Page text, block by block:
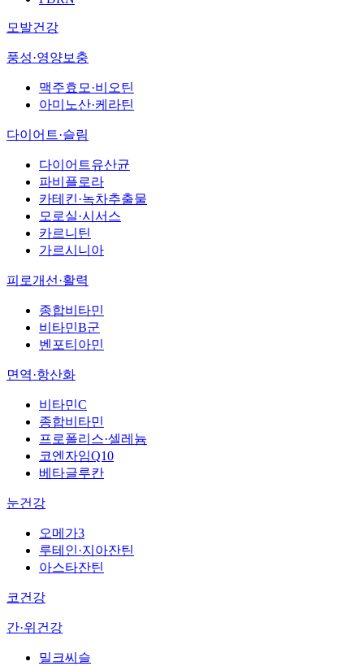
모발건강
풍성·영양보충
맥주효모·비오틴
아미노산·케라틴
다이어트·슬림
다이어트유산균
파비플로라
카테킨·녹차추출물
모로실·시서스
카르니틴
가르시니아
피로개선·활력
종합비타민
비타민B군
벤포티아민
면역·항산화
비타민C
종합비타민
프로폴리스·셀레늄
코엔자임Q10
베타글루칸
눈건강
오메가3
루테인·지아잔틴
아스타잔틴
코건강
간·위건강
밀크씨슬